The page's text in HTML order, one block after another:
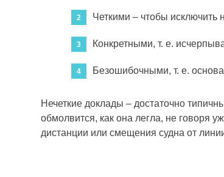
Четкими – чтобы исключить
Конкретными, т. е.
Безошибочными, т. е.
Нечеткие доклады – достаточно
обмолвится, как она легла, не говоря
дистанции или смещения судна от